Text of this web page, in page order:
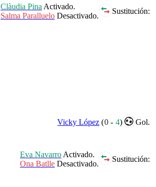
Sustitución:
Clàudia Pina Activado.
Salma Paralluelo Desactivado.
Gol.
Vicky López (0- 4)
Sustitución:
Eva Navarro Activado.
Ona Batlle Desactivado.